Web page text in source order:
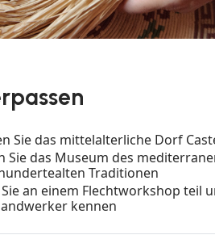
Sie das mittelalterliche Dorf
Sie das Museum des
Traditionen
an einem Flechtworkshop teil
kennen